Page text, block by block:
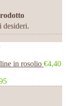
desideri.
in rosolio €4,40